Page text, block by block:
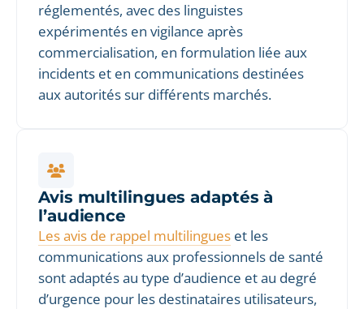
réglementés, avec des linguistes
expérimentés en vigilance après
commercialisation, en formulation liée aux
incidents et en communications destinées
aux autorités sur différents marchés.
Avis multilingues adaptés à
l’audience
Les avis de rappel multilingues et les
communications aux professionnels de santé
sont adaptés au type d’audience et au degré
d’urgence pour les destinataires utilisateurs,